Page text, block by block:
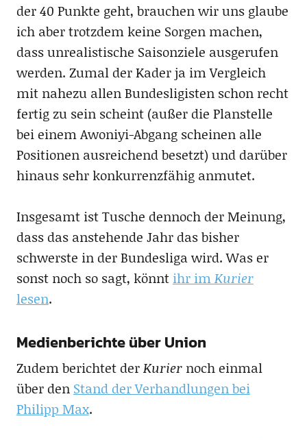
der 40 Punkte geht, brauchen wir uns glaube
ich aber trotzdem keine Sorgen machen,
dass unrealistische Saisonziele ausgerufen
werden. Zumal der Kader ja im Vergleich
mit nahezu allen Bundesligisten schon recht
fertig zu sein scheint (außer die Planstelle
bei einem Awoniyi-Abgang scheinen alle
Positionen ausreichend besetzt) und darüber
hinaus sehr konkurrenzfähig anmutet.
Insgesamt ist Tusche dennoch der Meinung,
dass das anstehende Jahr das bisher
schwerste in der Bundesliga wird. Was er
sonst noch so sagt, könnt ihr imKurier
lesen.
Medienberichte über Union
Zudem berichtet derKuriernoch einmal
über den Stand der Verhandlungen bei
Philipp Max.